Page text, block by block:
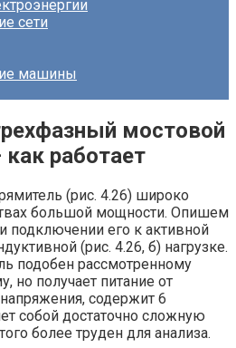
сети
машины
мостовой
работает
(рис. 4.26) широко
большой мощности. Опишем
подключении его к активной
(рис. 4.26, б) нагрузке.
подобен рассмотренному
но получает питание от
содержит 6
собой достаточно сложную
более труден для анализа.